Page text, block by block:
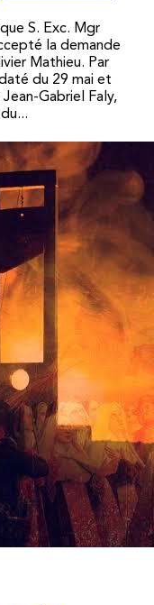
S. Exc. Mgr
la demande
Mathieu. Par
du 29 mai et
Gabriel Faly,